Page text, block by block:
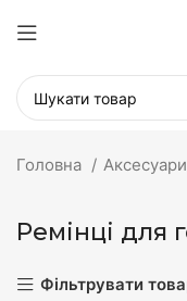
Головна Аксесуари
Ремінці для
Фільтрувати